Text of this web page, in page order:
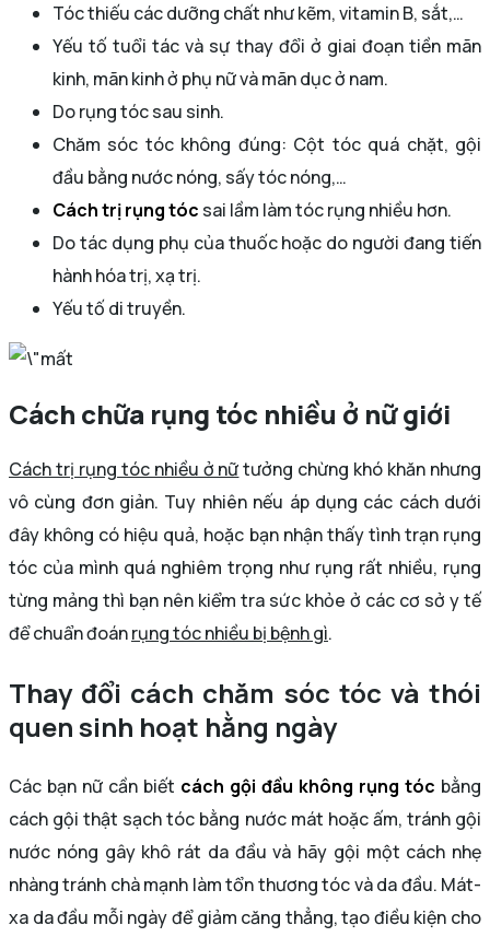
Tóc thiếu các dưỡng chất như kẽm, vitamin B, sắt,…
Yếu tố tuổi tác và sự thay đổi ở giai đoạn tiền mãn
kinh, mãn kinh ở phụ nữ và mãn dục ở nam.
Do rụng tóc sau sinh.
Chăm sóc tóc không đúng: Cột tóc quá chặt, gội
đầu bằng nước nóng, sấy tóc nóng,…
Cách trị rụng tóc sai lầm làm tóc rụng nhiều hơn.
Do tác dụng phụ của thuốc hoặc do người đang tiến
hành hóa trị, xạ trị.
Yếu tố di truyền.
Cách chữa rụng tóc nhiều ở nữ giới
Cách trị rụng tóc nhiều ở nữtưởng chừng khó khăn nhưng
vô cùng đơn giản. Tuy nhiên nếu áp dụng các cách dưới
đây không có hiệu quả, hoặc bạn nhận thấy tình trạn rụng
tóc của mình quá nghiêm trọng như rụng rất nhiều, rụng
từng mảng thì bạn nên kiểm tra sức khỏe ở các cơ sở y tế
để chuẩn đoánrụng tóc nhiều bị bệnh gì.
Thay đổi cách chăm sóc tóc và thói
quen sinh hoạt hằng ngày
Các bạn nữ cần biết cách gội đầu không rụng tóc bằng
cách gội thật sạch tóc bằng nước mát hoặc ấm, tránh gội
nước nóng gây khô rát da đầu và hãy gội một cách nhẹ
nhàng tránh chà mạnh làm tổn thương tóc và da đầu. Mát-
xa da đầu mỗi ngày để giảm căng thẳng, tạo điều kiện cho